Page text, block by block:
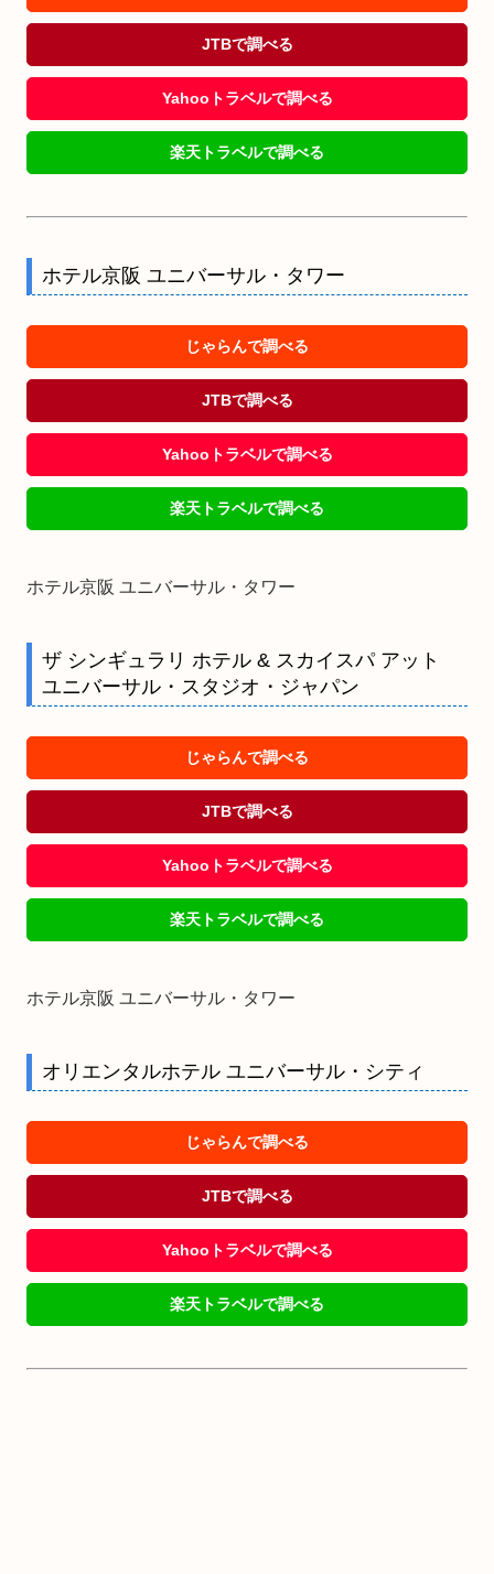
JTBで調べる
Yahooトラベルで調べる
楽天トラベルで調べる
ホテル京阪 ユニバーサル・タワー
じゃらんで調べる
JTBで調べる
Yahooトラベルで調べる
楽天トラベルで調べる
ホテル京阪 ユニバーサル・タワー
ザ シンギュラリ ホテル & スカイスパ アット
ユニバーサル・スタジオ・ジャパン
じゃらんで調べる
JTBで調べる
Yahooトラベルで調べる
楽天トラベルで調べる
ホテル京阪 ユニバーサル・タワー
オリエンタルホテル ユニバーサル・シティ
じゃらんで調べる
JTBで調べる
Yahooトラベルで調べる
楽天トラベルで調べる